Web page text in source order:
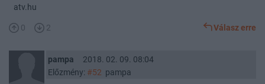
atv.hu
0 2 Válasz erre
pampa
2018. 02. 09. 08:04
Előzmény: #52 pampa